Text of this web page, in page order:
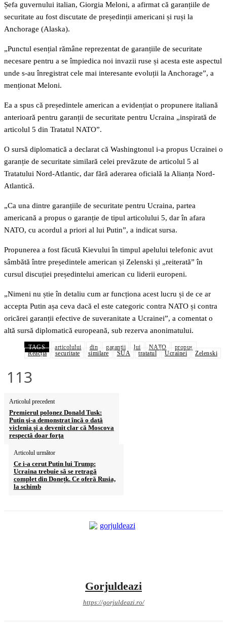
Șefa guvernului italian, Giorgia Meloni, a afirmat că garanțiile de
securitate au fost discutate de președinții americani și ruși la
Anchorage (Alaska).
„Punctul esențial rămâne reprezentat de garanțiile de securitate
necesare pentru a se împiedica noi invazii ruse și acesta este aspectul
unde s-au înregistrat cele mai interesante evoluții la Anchorage”, a
menționat Meloni.
Ea a spus că președintele american a evidențiat o propunere italiană
anterioară pentru garanții de securitate pentru Ucraina „inspirată de
articolul 5 din Tratatul NATO”.
O sursă diplomatică a declarat că Washingtonul i-a propus Ucrainei o
garanție de securitate similară celei prevăzute de articolul 5 al
Tratatului Nord-Atlantic, dar fără aderarea oficială la Alianța Nord-
Atlantică.
„Ca una dintre garanțiile de securitate pentru Ucraina, partea
americană a propus o garanție de tipul articolului 5, dar în afara
NATO, cu acordul a priori al lui Putin”, a indicat sursa.
Propunerea a fost făcută Kievului în timpul apelului telefonic avut
sâmbătă între președintele american și Zelenski și „reiterată” în
cursul discuției președintelui american cu liderii europeni.
„Nimeni nu știe în detaliu cum ar funcționa acest lucru și de ce ar
accepta Putin așa ceva dacă el este categoric contra NATO și contra
oricărei garanții efective de suveranitate a Ucrainei”, a comentat o
altă sursă diplomatică europeană, sub rezerva anonimatului.
TAGS articolului din garanții lui NATO
propus
Reacția
securitate similare SUA tratatul Ucrainei Zelenski
113
Articolul precedent
Premierul polonez Donald Tusk:
Putin şi-a demonstrat încă o dată
viclenia şi a devenit clar că Moscova
respectă doar forţa
Articolul următor
Ce i-a cerut Putin lui Trump:
Ucraina trebuie să se retragă
complet din Donețk. Ce oferă Rusia,
la schimb
Gorjuldeazi
https://gorjuldeazi.ro/